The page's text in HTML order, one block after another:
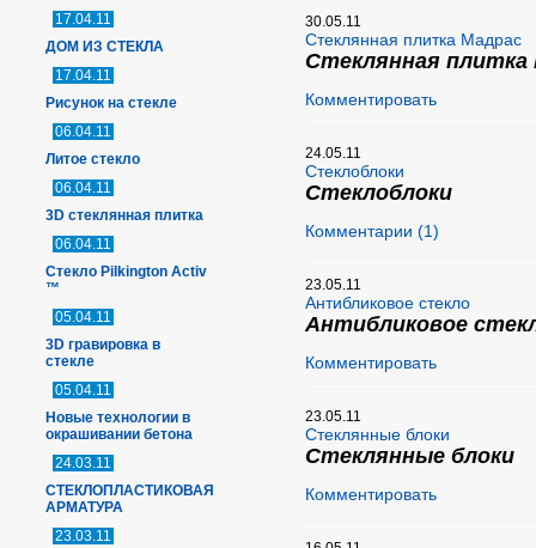
17.04.11
ДОМ ИЗ СТЕКЛА
17.04.11
Рисунок на стекле
06.04.11
Литое стекло
06.04.11
3D стеклянная плитка
06.04.11
Стекло Pilkington Activ
™
05.04.11
3D гравировка в
стекле
05.04.11
Новые технологии в
окрашивании бетона
24.03.11
СТЕКЛОПЛАСТИКОВАЯ
АРМАТУРА
23.03.11
30.05.11
Стеклянная плитка Мадрас
Стеклянная плитка
Комментировать
24.05.11
Стеклоблоки
Стеклоблоки
Комментарии (1)
23.05.11
Антибликовое стекло
Антибликовое
Комментировать
23.05.11
Стеклянные блоки
Стеклянные блоки
Комментировать